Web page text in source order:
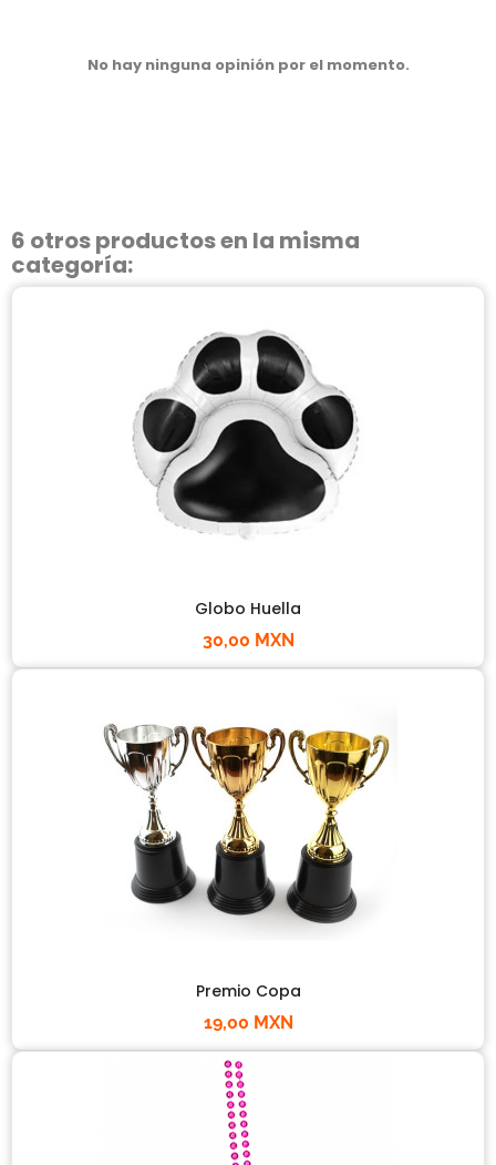
No hay ninguna opinión por el momento.
6 otros productos en la misma
categoría:
Globo Huella
30,00 MXN
Premio Copa
19,00 MXN